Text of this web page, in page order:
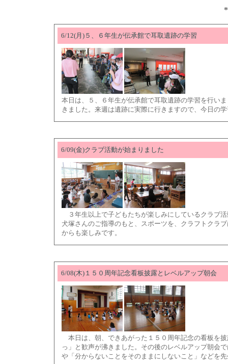
6/12(月)５、６年生が伝承館で耳取遺跡の学習
本日は、５、６年生が伝承館で耳取遺跡の学習を行い
きました。来週は遺跡に実際に行きますので、今日の
6/09(金)クラブ活動が始まりました
３年生以上で子どもたちが楽しみにしているクラブ
犬塚さんのご指導のもと、スポーツを、クラフトクラ
からも楽しみです。
6/08(木)１５０周年記念看板披露とレベルアップ朝会
本日は、朝、できあがった１５０周年記念の看板を
っ」と歓声が沸きました。その後のレベルアップ朝会
や「分からないことをそのままにしないこと」などを